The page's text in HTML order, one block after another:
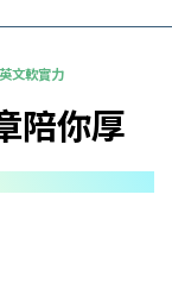
文軟實力
陪你厚